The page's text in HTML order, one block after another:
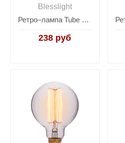
Blesslight
Ретро–лампа Tube Lamp T30–185
238 руб